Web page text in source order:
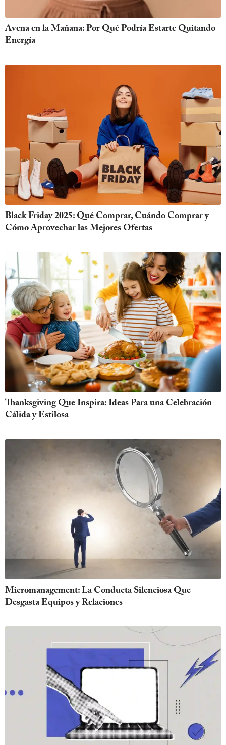
Avena en la Mañana: Por Qué Podría Estarte Quitando
Energía
Black Friday 2025: Qué Comprar, Cuándo Comprar y
Cómo Aprovechar las Mejores Ofertas
Thanksgiving Que Inspira: Ideas Para una Celebración
Cálida y Estilosa
Micromanagement: La Conducta Silenciosa Que
Desgasta Equipos y Relaciones